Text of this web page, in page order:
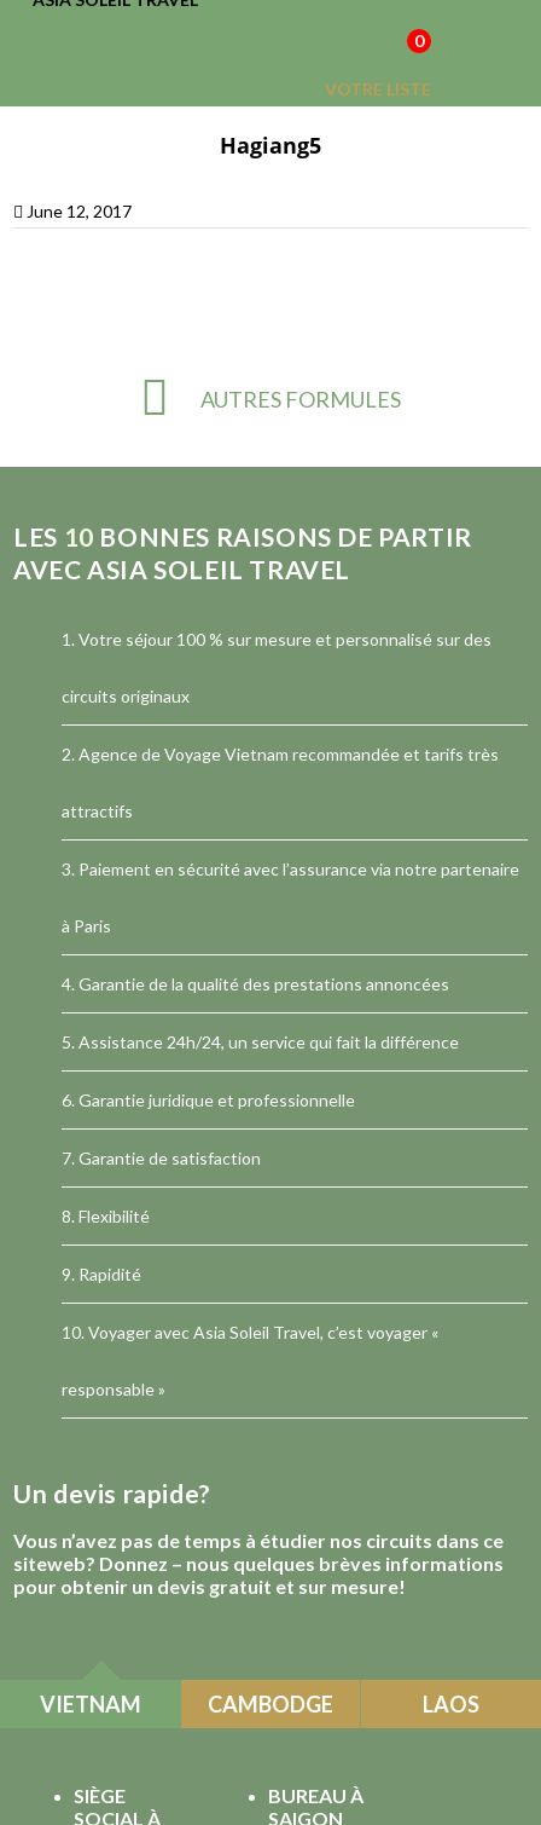
voyages découvrir Agence
VOTRE LISTE
D'ENVIES
0
Hagiang5
June 12, 2017
AUTRES FORMULES
LES 10 BONNES RAISONS DE PARTIR
AVEC ASIA SOLEIL TRAVEL
1. Votre séjour 100 % sur mesure et personnalisé sur des
circuits originaux
2.Agence de Voyage Vietnam recommandée et tarifs très
attractifs
3. Paiement en sécurité avec l’assurance via notre partenaire
à Paris
4. Garantie de la qualité des prestations annoncées
5. Assistance 24h/24, un service qui fait la différence
6. Garantie juridique et professionnelle
7. Garantie de satisfaction
8. Flexibilité
9. Rapidité
10. Voyager avec Asia Soleil Travel, c’est voyager «
responsable »
Un devis rapide?
Vous n’avez pas de temps à étudier nos circuits dans ce
siteweb? Donnez – nous quelques brèves informations
pour obtenir un devis gratuit et sur mesure!
VIETNAM CAMBODGE LAOS
SIÈGE
SOCIAL À
BUREAU À
SAIGON